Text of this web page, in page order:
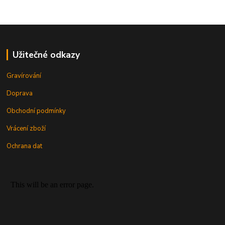
Užitečné odkazy
Gravírování
Doprava
Obchodní podmínky
Vrácení zboží
Ochrana dat